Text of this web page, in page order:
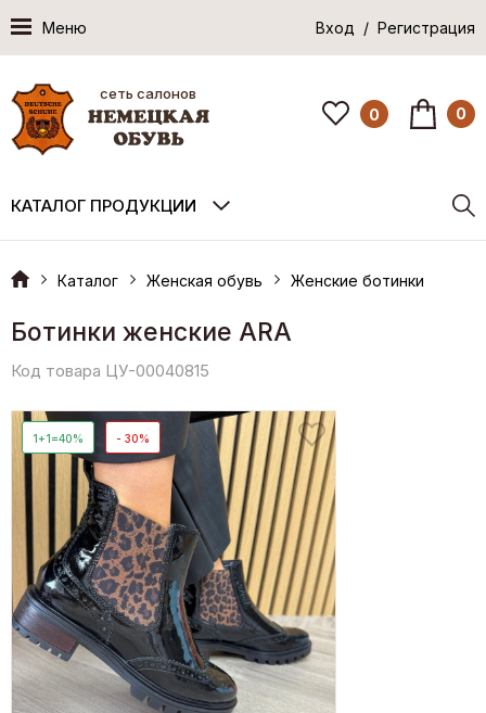
Меню Вход / Регистрация
сеть салонов
0 0
КАТАЛОГ ПРОДУКЦИИ
Каталог Женская обувь Женские ботинки
Ботинки женские ARA
Код товара ЦУ-00040815
1+1=40% - 30%